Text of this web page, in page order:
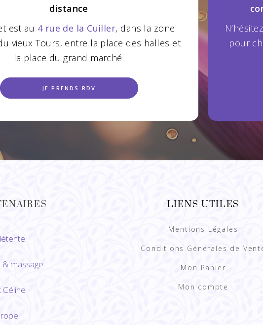
distance
est au 4 rue de la Cuiller, dans la zone
vieux Tours, entre la place des halles et
la place du grand marché.
JE PRENDS RDV
pour
& massage
Céline
LIENS UTILES
Mentions Légales
Conditions Générales de
Mon Panier
Mon compte